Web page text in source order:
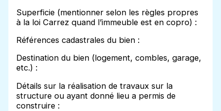
Superficie (mentionner selon les règles propres
à la loi Carrez quand l’immeuble est en copro) :
Références cadastrales du bien :
Destination du bien (logement, combles, garage,
etc.) :
Détails sur la réalisation de travaux sur la
structure ou ayant donné lieu a permis de
construire :